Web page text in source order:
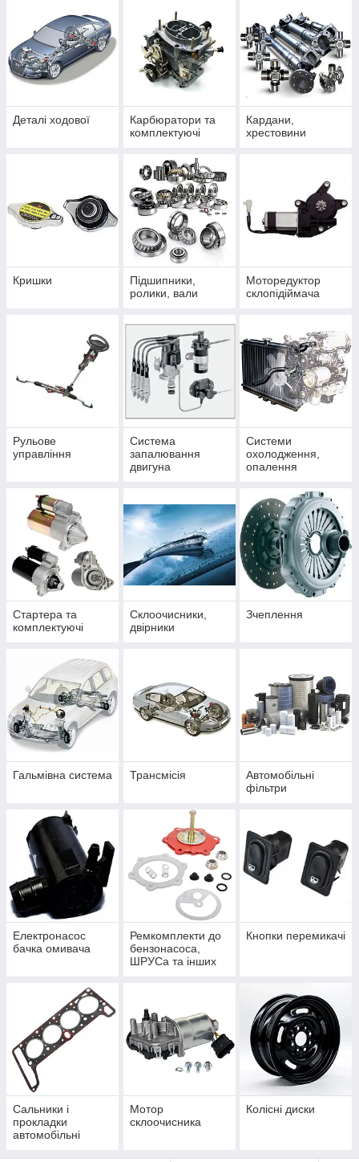
Деталі ходової
Карбюратори та
комплектуючі
Кардани,
хрестовини
Кришки
Підшипники,
ролики, вали
Моторедуктор
склопідіймача
Рульове
управління
Система
запалювання
двигуна
Системи
охолодження,
опалення
Стартера та
комплектуючі
Склоочисники,
двірники
Зчеплення
Гальмівна система Трансмісія
Автомобільні
фільтри
Електронасос
бачка омивача
Ремкомплекти до
бензонасоса,
ШРУСа та інших
Кнопки перемикачі
Сальники і
прокладки
автомобільні
Мотор
склоочисника
Колісні диски